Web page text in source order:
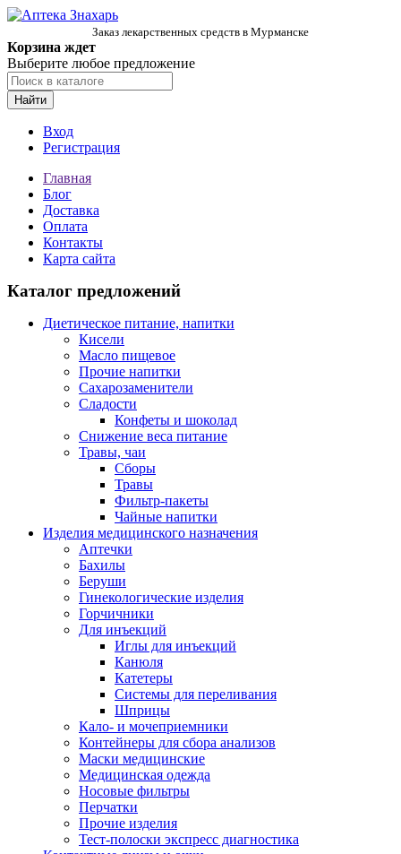
Заказ лекарственных средств в Мурманске
Корзина ждет
Выберите любое предложение
Найти
Вход
Регистрация
Главная
Блог
Доставка
Оплата
Контакты
Карта сайта
Каталог предложений
Диетическое питание, напитки
Кисели
Масло пищевое
Прочие напитки
Сахарозаменители
Сладости
Конфеты и шоколад
Снижение веса питание
Травы, чаи
Сборы
Травы
Фильтр-пакеты
Чайные напитки
Изделия медицинского назначения
Аптечки
Бахилы
Беруши
Гинекологические изделия
Горчичники
Для инъекций
Иглы для инъекций
Канюля
Катетеры
Системы для переливания
Шприцы
Кало- и мочеприемники
Контейнеры для сбора анализов
Маски медицинские
Медицинская одежда
Носовые фильтры
Перчатки
Прочие изделия
Тест-полоски экспресс диагностика